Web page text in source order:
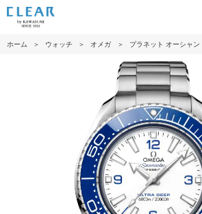
ホーム ＞ ウォッチ ＞ オメガ ＞ プラネット オーシャ